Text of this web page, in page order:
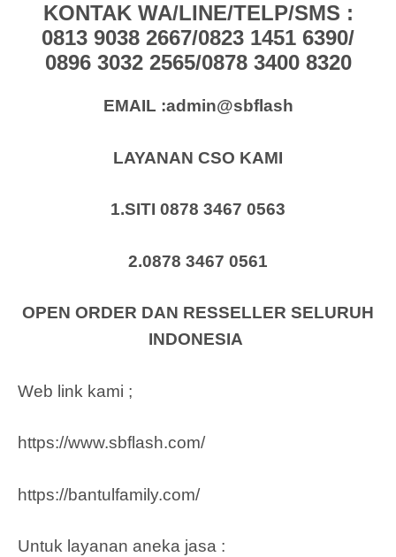
KONTAK WA/LINE/TELP/SMS :
0813 9038 2667/0823 1451 6390/
0896 3032 2565/0878 3400 8320
EMAIL :admin@sbflash
LAYANAN CSO KAMI
1.SITI 0878 3467 0563
2.0878 3467 0561
OPEN ORDER DAN RESSELLER SELURUH
INDONESIA
Web link kami ;
https://www.sbflash.com/
https://bantulfamily.com/
Untuk layanan aneka jasa :